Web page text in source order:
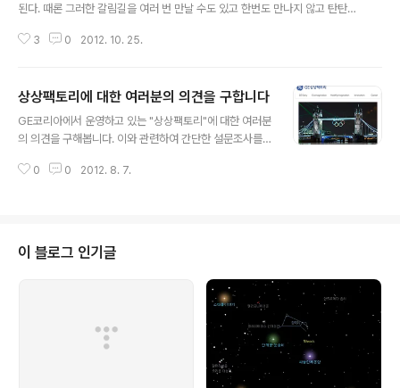
된다. 때론 그러한 갈림길을 여러 번 만날 수도 있고 한번도 만나지 않고 탄탄대
쉬운 인생인지 아니면 더 어려운 삶인지는 결국 끝까지 가봐야 알 수 있는 것 아
초등학교 시절 그린 모니터의 깜빡이는 커서는 늘 나를 유혹했다. 그리 화려하
지도 않았던 초록색의 큰 점이 뭐가 매력이였을까. 다만, 확실한 것은 그냥 바라
만 보고 있어도 신기하고 매혹적인 그 점이 나를 이 세계로 이..
3 0 2012. 10. 25.
상상팩토리에 대한 여러분의 의견을 구합니다
GE코리아에서 운영하고 있는 "상상팩토리"에 대한 여러분
의 의견을 구해봅니다. 이와 관련하여 간단한 설문조사를
도움이 많이 되실 것 같습니다. [소개의 글] 2011년 10월
하고 소통하기 위해 노력해 왔습니다. 이제 ‘GE 상상팩토
리’는 지금의 결과에 만족하지 않고 좀 더 많은 독자 여러분
을 찾아 뵙고, 좀 더 유익하고 도움이 되는 최고의 기업 블
로그로 도약하기 위해 여러분들의 소중한 의견 하나하나를
이번 기회를 통해 담아내고자 합니다. 설문조사 링크 설문
에 참여하신 분들에게는 ..
0 0 2012. 8. 7.
이 블로그 인기글